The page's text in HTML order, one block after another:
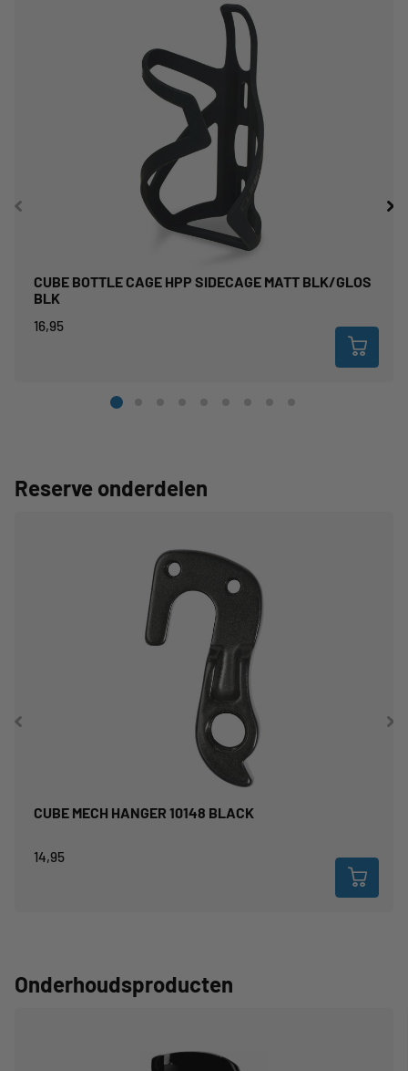
CUBE BOTTLE CAGE HPP SIDECAGE MATT BLK/GLOS
BLK
16,95
Reserve onderdelen
CUBE MECH HANGER 10148 BLACK
14,95
Onderhoudsproducten